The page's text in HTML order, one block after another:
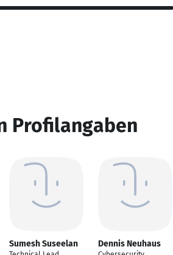
Profilangaben
Sumesh Suseelan Dennis Neuhaus